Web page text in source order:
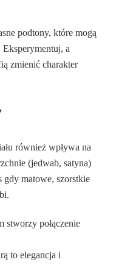
podtony, które mogą
Eksperymentuj, a
zmienić charakter
również wpływa na
(jedwab, satyna)
gdy matowe, szorstkie
stworzy połączenie
to elegancja i